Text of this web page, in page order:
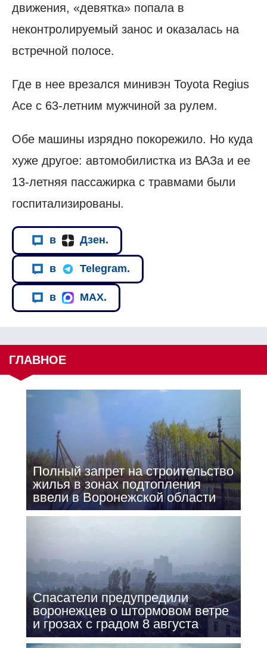
движения, «девятка» попала в
неконтролируемый занос и оказалась на
встречной полосе.
Где в нее врезался минивэн Toyota Regius
Ace с 63-летним мужчиной за рулем.
Обе машины изрядно покорежило. Но куда
хуже другое: автомобилистка из ВАЗа и ее
13-летняя пассажирка с травмами были
госпитализированы.
в Дзен.
в Telegram.
в MAX.
ГЛАВНОЕ
Полный запрет на строительство
жилья в зонах подтопления
ввели в Воронежской области
Спасатели предупредили
воронежцев о штормовом ветре
и грозах с градом 8 августа